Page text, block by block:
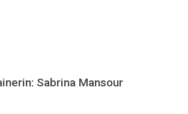
Sabrina Mansour